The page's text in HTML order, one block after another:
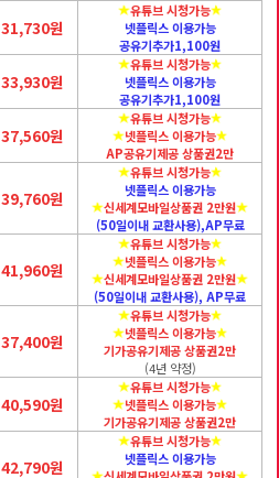
31,730원
유튜브 시청가능
넷플릭스 이용가능
공유기추가1,100원
33,930원
유튜브 시청가능
넷플릭스 이용가능
공유기추가1,100원
37,560원
유튜브 시청가능
넷플릭스 이용가능
AP공유기제공 상품권2만
39,760원
유튜브 시청가능
넷플릭스 이용가능
신세계모바일상품권 2만원
(50일이내 교환사용),AP무료
41,960원
유튜브 시청가능
넷플릭스 이용가능
신세계모바일상품권 2만원
(50일이내 교환사용), AP무료
37,400원
유튜브 시청가능
넷플릭스 이용가능
기가공유기제공 상품권2만
(4년 약정)
40,590원
유튜브 시청가능
넷플릭스 이용가능
기가공유기제공 상품권2만
42,790원
유튜브 시청가능
넷플릭스 이용가능